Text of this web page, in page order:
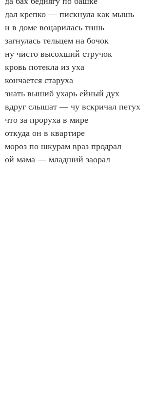
дал крепко — пискнула как мышь
и в доме воцарилась тишь
загнулась тельцем на бочок
ну чисто высохший стручок
кровь потекла из уха
кончается старуха
знать вышиб ухарь ейный дух
вдруг слышат — чу вскричал петух
что за проруха в мире
откуда он в квартире
мороз по шкурам враз продрал
ой мама — младший заорал